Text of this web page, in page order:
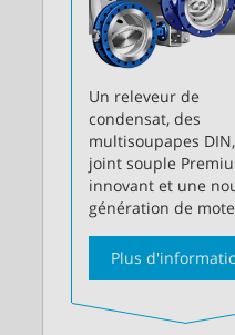
Un releveur de
condensat, des
multisoupapes
joint souple
innovant et une
génération de
Plus